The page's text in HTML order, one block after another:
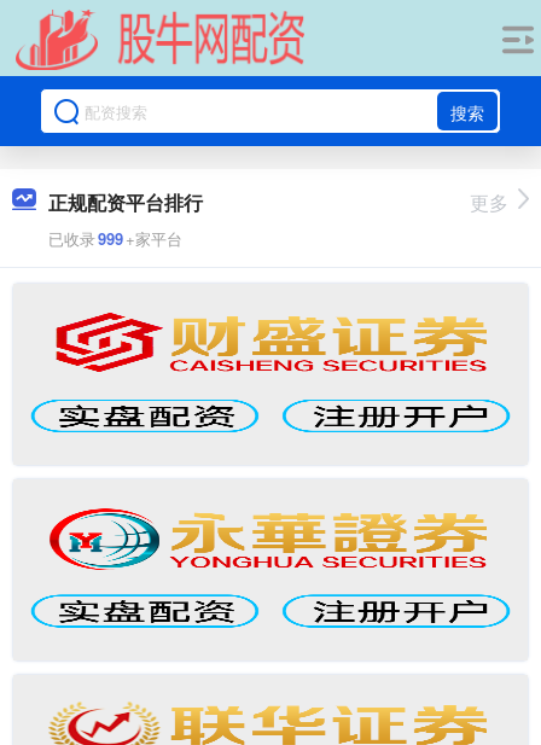
搜索
正规配资平台排行
已收录999+家平台
更多